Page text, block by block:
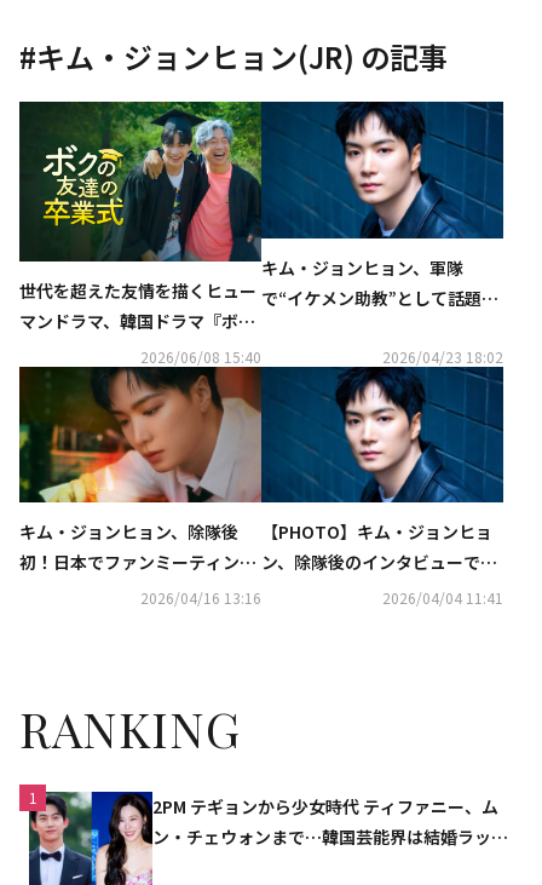
#キム・ジョンヒョン(JR) の記事
世代を超えた友情を描くヒュー
マンドラマ、韓国ドラマ『ボク
の友達の卒業式』がU-NEXTで
独占配信決定
2026/06/08 15:40
キム・ジョンヒョン、軍隊
で“イケメン助教”として話題
「ありのままの姿で生きていこ
うと思った」
2026/04/23 18:02
キム・ジョンヒョン、除隊後
初！日本でファンミーティング
を5月に開催決定2026/04/16 13:16
【PHOTO】キム・ジョンヒョ
ン、除隊後のインタビューで見
せた多彩な表情に注目2026/04/04 11:41
RANKING
1
2PM テギョンから少女時代 ティファニー、ム
ン・チェウォンまで…韓国芸能界は結婚ラッシ